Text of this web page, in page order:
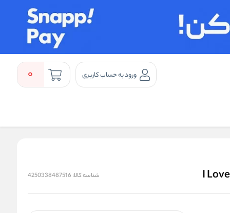
ورود به حساب کاربری 0
شناسه کالا: 4250338487516